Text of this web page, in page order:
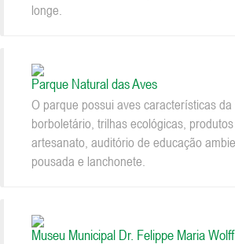
longe.
Parque Natural das Aves
O parque possui aves características
borboletário, trilhas ecológicas,
artesanato, auditório de educação
pousada e lanchonete.
Museu Municipal Dr. Felippe Maria Wolff